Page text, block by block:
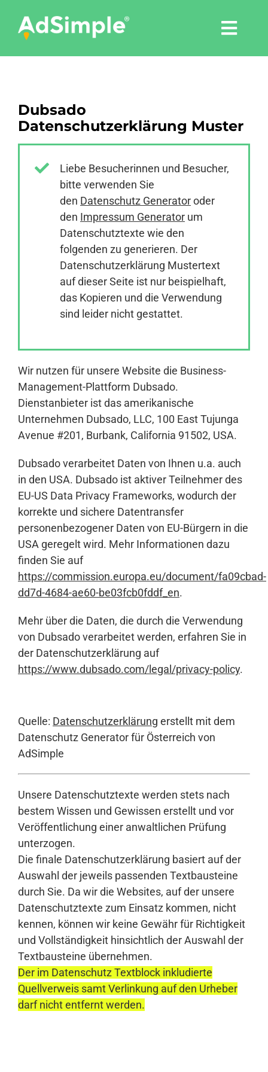
content
Tools
Pressemitteilungen
Anmelden
Dubsado
Datenschutzerklärung Muster
Liebe Besucherinnen und Besucher,
bitte verwenden Sie
den Datenschutz Generatoroder
den Impressum Generator um
Datenschutztexte wie den
folgenden zu generieren. Der
Datenschutzerklärung Mustertext
auf dieser Seite ist nur beispielhaft,
das Kopieren und die Verwendung
sind leider nicht gestattet.
Wir nutzen für unsere Website die Business-
Management-Plattform Dubsado.
Dienstanbieter ist das amerikanische
Unternehmen Dubsado, LLC, 100 East Tujunga
Avenue #201, Burbank, California 91502, USA.
Dubsado verarbeitet Daten von Ihnen u.a. auch
in den USA. Dubsado ist aktiver Teilnehmer des
EU-US Data Privacy Frameworks, wodurch der
korrekte und sichere Datentransfer
personenbezogener Daten von EU-Bürgern in die
USA geregelt wird. Mehr Informationen dazu
finden Sie auf
https://commission.europa.eu/document/fa09cbad-
dd7d-4684-ae60-be03fcb0fddf_en.
Mehr über die Daten, die durch die Verwendung
von Dubsado verarbeitet werden, erfahren Sie in
der Datenschutzerklärung auf
https://www.dubsado.com/legal/privacy-policy.
Quelle: Datenschutzerklärung erstellt mit dem
Datenschutz Generator für Österreich von
AdSimple
Unsere Datenschutztexte werden stets nach
bestem Wissen und Gewissen erstellt und vor
Veröffentlichung einer anwaltlichen Prüfung
unterzogen.
Die finale Datenschutzerklärung basiert auf der
Auswahl der jeweils passenden Textbausteine
durch Sie. Da wir die Websites, auf der unsere
Datenschutztexte zum Einsatz kommen, nicht
kennen, können wir keine Gewähr für Richtigkeit
und Vollständigkeit hinsichtlich der Auswahl der
Textbausteine übernehmen.
Der im Datenschutz Textblock inkludierte
Quellverweis samt Verlinkung auf den Urheber
darf nicht entfernt werden.